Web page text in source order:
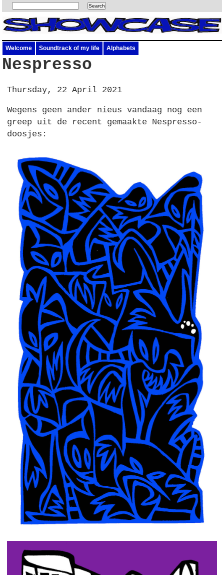
Welcome Soundtrack of my life Alphabets
Nespresso
Thursday, 22 April 2021
Wegens geen ander nieus vandaag nog een
greep uit de recent gemaakte Nespresso-
doosjes: